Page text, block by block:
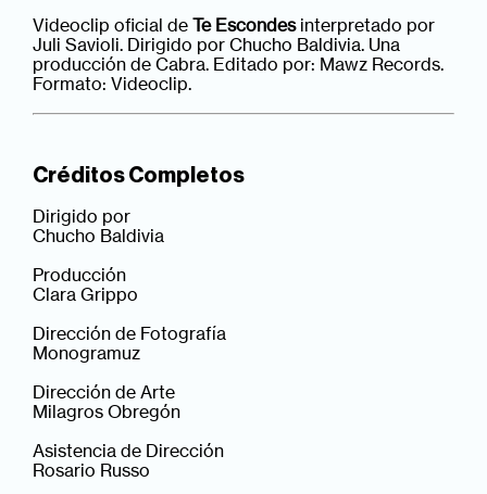
Videoclip oficial deTe Escondesinterpretado por
Juli Savioli. Dirigido por Chucho Baldivia. Una
producción de Cabra. Editado por: Mawz Records.
Formato: Videoclip.
Créditos Completos
Dirigido por
Chucho Baldivia
Producción
Clara Grippo
Dirección de Fotografía
Monogramuz
Dirección de Arte
Milagros Obregón
Asistencia de Dirección
Rosario Russo